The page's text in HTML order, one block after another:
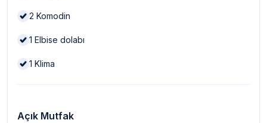
2 Komodin
1 Elbise dolabı
1 Klima
Açık Mutfak